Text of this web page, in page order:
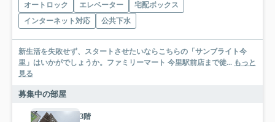
オートロック エレベーター
宅配ボックス
インターネット対応
公共下水
新生活を失敗せず、スタートさせたいならこちらの「サンブライト今
里」はいかがでしょうか。ファミリーマート 今里駅前店まで徒... もっと
見る
募集中の部屋
3階